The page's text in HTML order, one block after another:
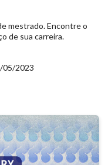
mestrado. Encontre o
de sua carreira.
05/2023